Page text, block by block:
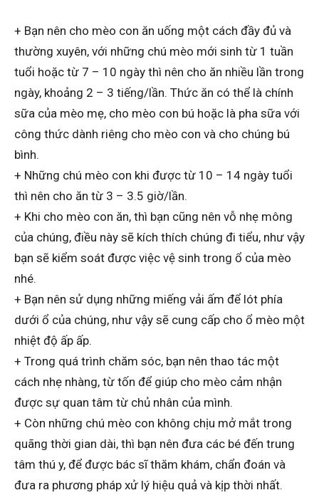
+ Bạn nên cho mèo con ăn uống một cách đầy đủ và
thường xuyên, với những chú mèo mới sinh từ 1 tuần
tuổi hoặc từ 7 – 10 ngày thì nên cho ăn nhiều lần trong
ngày, khoảng 2 – 3 tiếng/lần. Thức ăn có thể là chính
sữa của mèo mẹ, cho mèo con bú hoặc là pha sữa với
công thức dành riêng cho mèo con và cho chúng bú
bình.
+ Những chú mèo con khi được từ 10 – 14 ngày tuổi
thì nên cho ăn từ 3 – 3.5 giờ/lần.
+ Khi cho mèo con ăn, thì bạn cũng nên vỗ nhẹ mông
của chúng, điều này sẽ kích thích chúng đi tiểu, như vậy
bạn sẽ kiểm soát được việc vệ sinh trong ổ của mèo
nhé.
+ Bạn nên sử dụng những miếng vải ấm để lót phía
dưới ổ của chúng, như vậy sẽ cung cấp cho ổ mèo một
nhiệt độ ấp ấp.
+ Trong quá trình chăm sóc, bạn nên thao tác một
cách nhẹ nhàng, từ tốn để giúp cho mèo cảm nhận
được sự quan tâm từ chủ nhân của mình.
+ Còn những chú mèo con không chịu mở mắt trong
quãng thời gian dài, thì bạn nên đưa các bé đến trung
tâm thú y, để được bác sĩ thăm khám, chẩn đoán và
đưa ra phương pháp xử lý hiệu quả và kịp thời nhất.